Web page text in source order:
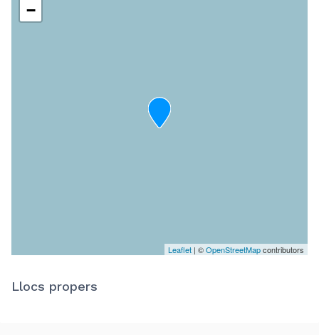
−
Leaflet | ©OpenStreetMapcontributors
Llocs propers